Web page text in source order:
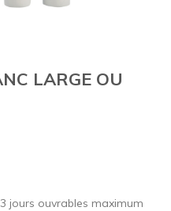
LARGE OU
jours ouvrables maximum